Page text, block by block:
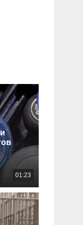
01:23